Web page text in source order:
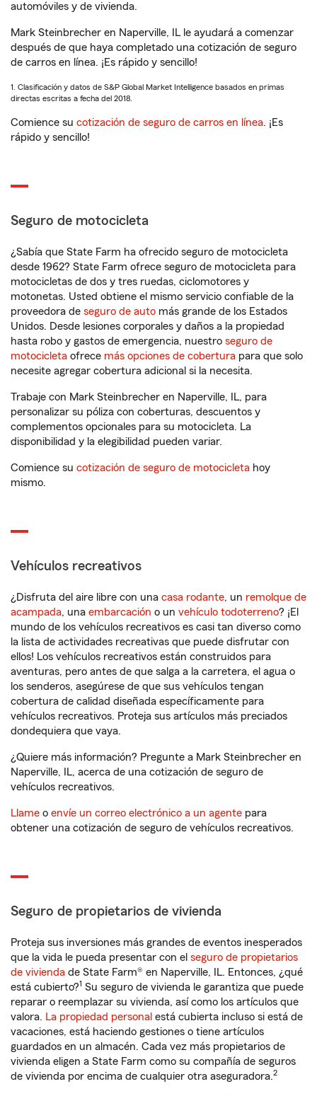
automóviles y de vivienda.
Mark Steinbrecher en Naperville, IL le ayudará a comenzar
después de que haya completado una cotización de seguro
de carros en línea. ¡Es rápido y sencillo!
1. Clasificación y datos de S&P Global Market Intelligence basados en primas
directas escritas a fecha del 2018.
Comience su cotización de seguro de carros en línea. ¡Es
rápido y sencillo!
Seguro de motocicleta
¿Sabía que State Farm ha ofrecido seguro de motocicleta
desde 1962? State Farm ofrece seguro de motocicleta para
motocicletas de dos y tres ruedas, ciclomotores y
motonetas. Usted obtiene el mismo servicio confiable de la
proveedora de seguro de auto más grande de los Estados
Unidos. Desde lesiones corporales y daños a la propiedad
hasta robo y gastos de emergencia, nuestro seguro de
motocicleta ofrece más opciones de cobertura para que solo
necesite agregar cobertura adicional si la necesita.
Trabaje con Mark Steinbrecher en Naperville, IL, para
personalizar su póliza con coberturas, descuentos y
complementos opcionales para su motocicleta. La
disponibilidad y la elegibilidad pueden variar.
Comience su cotización de seguro de motocicleta hoy
mismo.
Vehículos recreativos
¿Disfruta del aire libre con una casa rodante, un remolque de
acampada, una embarcación o un vehículo todoterreno? ¡El
mundo de los vehículos recreativos es casi tan diverso como
la lista de actividades recreativas que puede disfrutar con
ellos! Los vehículos recreativos están construidos para
aventuras, pero antes de que salga a la carretera, el agua o
los senderos, asegúrese de que sus vehículos tengan
cobertura de calidad diseñada específicamente para
vehículos recreativos. Proteja sus artículos más preciados
dondequiera que vaya.
¿Quiere más información? Pregunte a Mark Steinbrecher en
Naperville, IL, acerca de una cotización de seguro de
vehículos recreativos.
Llame o envíe un correo electrónico a un agente para
obtener una cotización de seguro de vehículos recreativos.
Seguro de propietarios de vivienda
Proteja sus inversiones más grandes de eventos inesperados
que la vida le pueda presentar con el seguro de propietarios
de vivienda de State Farm® en Naperville, IL. Entonces, ¿qué
está cubierto?1 Su seguro de vivienda le garantiza que puede
reparar o reemplazar su vivienda, así como los artículos que
valora. La propiedad personal está cubierta incluso si está de
vacaciones, está haciendo gestiones o tiene artículos
guardados en un almacén. Cada vez más propietarios de
vivienda eligen a State Farm como su compañía de seguros
de vivienda por encima de cualquier otra aseguradora.2